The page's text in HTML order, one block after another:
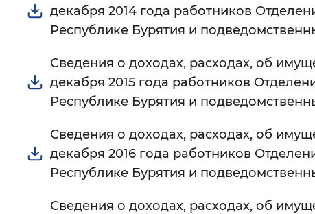
декабря 2014 года работников
Республике Бурятия и
Сведения о доходах, расходах, об
декабря 2015 года работников
Республике Бурятия и
Сведения о доходах, расходах, об
декабря 2016 года работников
Республике Бурятия и
Сведения о доходах, расходах, об